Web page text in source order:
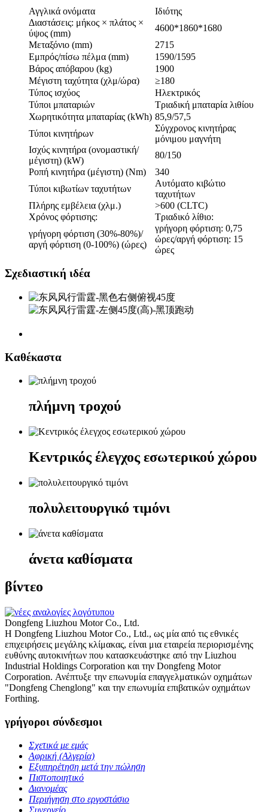
Αγγλικά ονόματα
Ιδιότης
Διαστάσεις: μήκος × πλάτος ×
ύψος (mm)
4600*1860*1680
Μεταξόνιο (mm)
2715
Εμπρός/πίσω πέλμα (mm)
1590/1595
Βάρος απόβαρου (kg)
1900
Μέγιστη ταχύτητα (χλμ/ώρα)
≥180
Τύπος ισχύος
Ηλεκτρικός
Τύποι μπαταριών
Τριαδική μπαταρία λιθίου
Χωρητικότητα μπαταρίας (kWh) 85,9/57,5
Τύποι κινητήρων
Σύγχρονος κινητήρας
μόνιμου μαγνήτη
Ισχύς κινητήρα (ονομαστική/
μέγιστη) (kW)
80/150
Ροπή κινητήρα (μέγιστη) (Nm)
340
Τύποι κιβωτίων ταχυτήτων
Αυτόματο κιβώτιο
ταχυτήτων
Πλήρης εμβέλεια (χλμ.)
>600 (CLTC)
Χρόνος φόρτισης:
Τριαδικό λίθιο:
γρήγορη φόρτιση (30%-80%)/
αργή φόρτιση (0-100%) (ώρες)
γρήγορη φόρτιση: 0,75
ώρες/αργή φόρτιση: 15
ώρες
Σχεδιαστική ιδέα
Καθέκαστα
πλήμνη τροχού
Κεντρικός έλεγχος εσωτερικού χώρου
πολυλειτουργικό τιμόνι
άνετα καθίσματα
βίντεο
Dongfeng Liuzhou Motor Co., Ltd.
Η Dongfeng Liuzhou Motor Co., Ltd., ως μία από τις εθνικές
επιχειρήσεις μεγάλης κλίμακας, είναι μια εταιρεία περιορισμένης
ευθύνης αυτοκινήτων που κατασκευάστηκε από την Liuzhou
Industrial Holdings Corporation και την Dongfeng Motor
Corporation. Ανέπτυξε την επωνυμία επαγγελματικών οχημάτων
"Dongfeng Chenglong" και την επωνυμία επιβατικών οχημάτων
Forthing.
γρήγοροι σύνδεσμοι
Σχετικά με εμάς
Αφρική (Αλγερία)
Εξυπηρέτηση μετά την πώληση
Πιστοποιητικό
Διανομέας
Περιήγηση στο εργοστάσιο
Συνεργείο